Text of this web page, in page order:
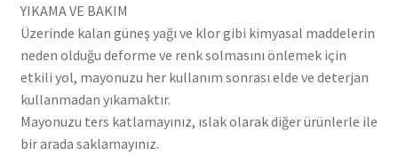
YIKAMA VE BAKIM
Üzerinde kalan güneş yağı ve klor gibi kimyasal maddelerin
neden olduğu deforme ve renk solmasını önlemek için
etkili yol, mayonuzu her kullanım sonrası elde ve deterjan
kullanmadan yıkamaktır.
Mayonuzu ters katlamayınız, ıslak olarak diğer ürünlerle ile
bir arada saklamayınız.